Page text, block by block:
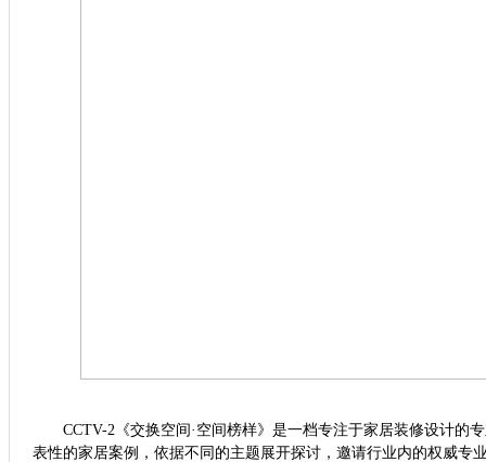
CCTV-2 《交换空间·空间榜样》是一档专注于家居装修设计的
表性的家居案例，依据不同的主题展开探讨，邀请行业内的权威专